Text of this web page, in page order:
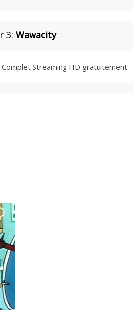
3: Wawacity
Complet Streaming HD gratuitement